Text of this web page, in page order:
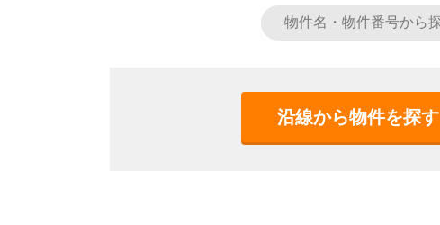
沿線から物件を探す